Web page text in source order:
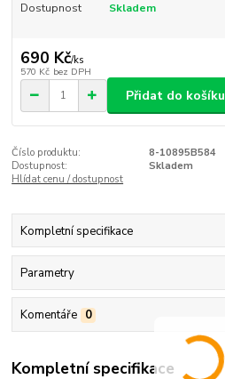
Dostupnost Skladem
690 Kč/ks
570 Kč bez DPH
Přidat do košíku
Číslo produktu:
8-10895B584
Dostupnost:
Skladem
Hlídat cenu / dostupnost
Kompletní specifikace
Parametry
Komentáře 0
Kompletní specifikace